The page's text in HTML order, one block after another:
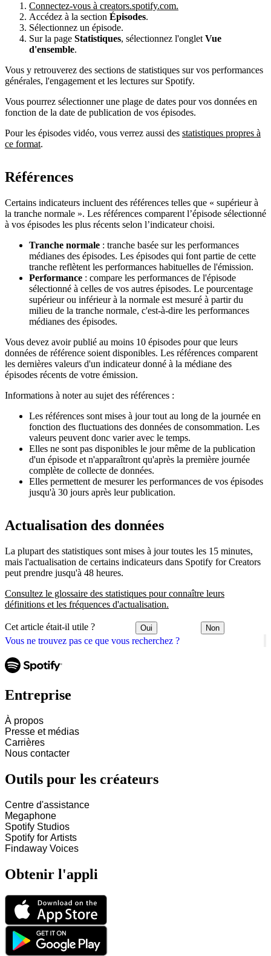
Vous ne trouvez pas ce que vous recherchez ?
Connectez-vous à creators.spotify.com.
Accédez à la section Épisodes.
Sélectionnez un épisode.
Sur la page Statistiques, sélectionnez l'onglet Vue
d'ensemble.
Vous y retrouverez des sections de statistiques sur vos performances
générales, l'engagement et les lectures sur Spotify.
Vous pourrez sélectionner une plage de dates pour vos données en
fonction de la date de publication de vos épisodes.
Pour les épisodes vidéo, vous verrez aussi des statistiques propres à
ce format.
Références
Certains indicateurs incluent des références telles que « supérieur à
la tranche normale ». Les références comparent l’épisode sélectionné
à vos épisodes les plus récents selon l’indicateur choisi.
Tranche normale : tranche basée sur les performances
médianes des épisodes. Les épisodes qui font partie de cette
tranche reflètent les performances habituelles de l'émission.
Performance : compare les performances de l'épisode
sélectionné à celles de vos autres épisodes. Le pourcentage
supérieur ou inférieur à la normale est mesuré à partir du
milieu de la tranche normale, c'est-à-dire les performances
médianes des épisodes.
Vous devez avoir publié au moins 10 épisodes pour que leurs
données de référence soient disponibles. Les références comparent
les dernières valeurs d'un indicateur donné à la médiane des
épisodes récents de votre émission.
Informations à noter au sujet des références :
Les références sont mises à jour tout au long de la journée en
fonction des fluctuations des données de consommation. Les
valeurs peuvent donc varier avec le temps.
Elles ne sont pas disponibles le jour même de la publication
d'un épisode et n'apparaîtront qu'après la première journée
complète de collecte de données.
Elles permettent de mesurer les performances de vos épisodes
jusqu'à 30 jours après leur publication.
Actualisation des données
La plupart des statistiques sont mises à jour toutes les 15 minutes,
mais l'actualisation de certains indicateurs dans Spotify for Creators
peut prendre jusqu'à 48 heures.
Consultez le glossaire des statistiques pour connaître leurs
définitions et les fréquences d'actualisation.
Cet article était-il utile ? Oui Non
Entreprise
À propos
Presse et médias
Carrières
Nous contacter
Outils pour les créateurs
Centre d'assistance
Megaphone
Spotify Studios
Spotify for Artists
Findaway Voices
Obtenir l'appli